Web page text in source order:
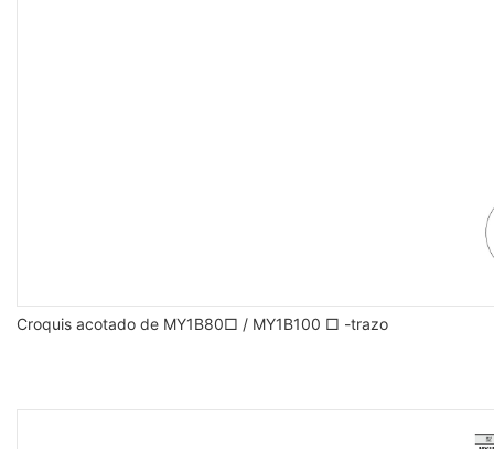
Croquis acotado de MY1B80□ / MY1B100 □ -trazo